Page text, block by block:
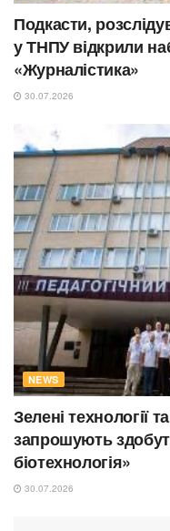
Подкасти,
у ТНПУ відкрили
«Журналістика»
30.07.2026
NEWS
Зелені технології
запрошують
біотехнологія»
30.07.2026